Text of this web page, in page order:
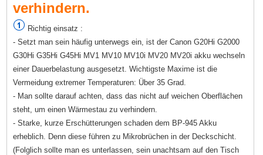
verhindern.
Richtig einsatz :
- Setzt man sein häufig unterwegs ein, ist der Canon G20Hi G2000
G30Hi G35Hi G45Hi MV1 MV10 MV10i MV20 MV20i akku wechseln
einer Dauerbelastung ausgesetzt. Wichtigste Maxime ist die
Vermeidung extremer Temperaturen: Über 35 Grad.
- Man sollte darauf achten, dass das nicht auf weichen Oberflächen
steht, um einen Wärmestau zu verhindern.
- Starke, kurze Erschütterungen schaden dem BP-945 Akku
erheblich. Denn diese führen zu Mikrobrüchen in der Deckschicht.
(Folglich sollte man es unterlassen, sein unachtsam auf den Tisch